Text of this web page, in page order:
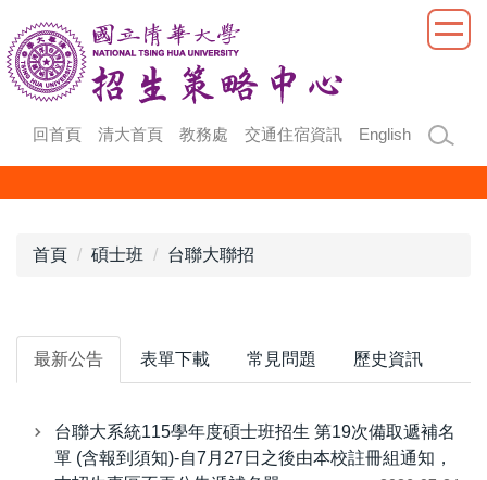
到
主
要
回首頁 清大首頁 教務處 交通住宿資訊 English
首頁 碩士班 台聯大聯招
最新公告 表單下載 常見問題 歷史資訊
台聯大系統115學年度碩士班招生 第19次備取遞補名
單 (含報到須知)-自7月27日之後由本校註冊組通知，